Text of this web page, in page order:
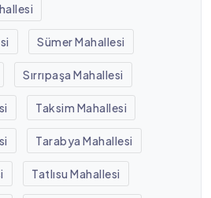
Sümer Mahallesi
Sırrıpaşa Mahallesi
Taksim Mahallesi
Tarabya Mahallesi
Tatlısu Mahallesi